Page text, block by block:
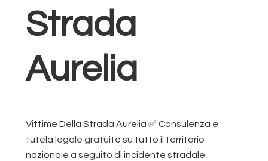
Strada
Aurelia
Vittime Della Strada Aurelia ✅ Consulenza e
tutela legale gratuite su tutto il territorio
nazionale a seguito di incidente stradale.